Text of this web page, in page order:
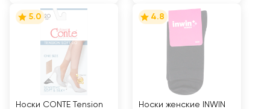
5.0
Носки CONTE Tension
4.8
Носки женские INWIN